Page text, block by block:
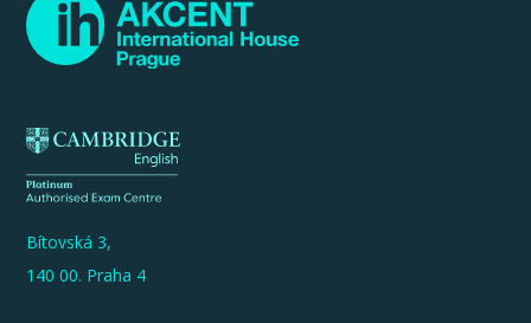
Bítovská 3,
140 00. Praha 4